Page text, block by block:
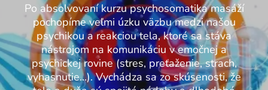
Po absolvovaní kurzu psychosomatika masáží
pochopíme veľmi úzku väzbu medzi našou
psychikou a reakciou tela, ktoré sa stáva
nástrojom na komunikáciu v emočnej a
psychickej rovine (stres, preťaženie, strach,
vyhasnutie...). Vychádza sa zo skúsenosti, že